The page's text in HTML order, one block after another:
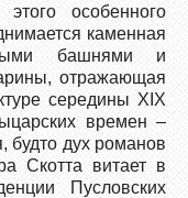
особенного
каменная
башнями и
отражающая
середины XIX
времен –
будто дух романов
Скотта витает в
Пусловских